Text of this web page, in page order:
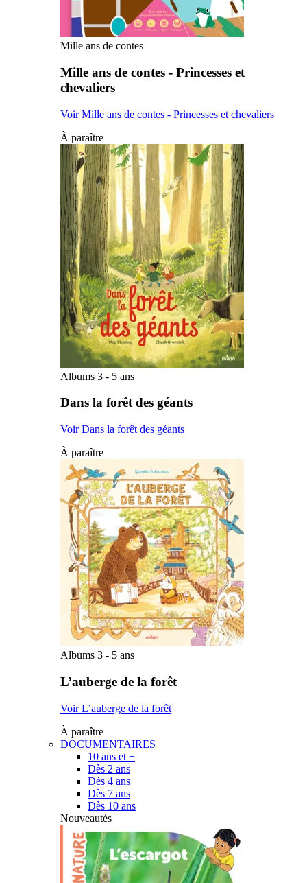
Mille ans de contes
Mille ans de contes - Princesses et
chevaliers
Voir Mille ans de contes - Princesses et chevaliers
À paraître
Albums 3 - 5 ans
Dans la forêt des géants
Voir Dans la forêt des géants
À paraître
Albums 3 - 5 ans
L’auberge de la forêt
Voir L’auberge de la forêt
À paraître
DOCUMENTAIRES
10 ans et +
Dès 2 ans
Dès 4 ans
Dès 7 ans
Dès 10 ans
Nouveautés